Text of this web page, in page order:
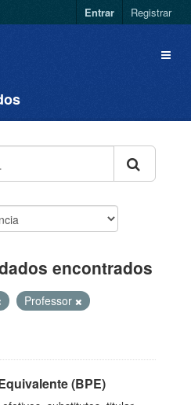
Entrar Registrar
encontrados
Professor
(BPE)